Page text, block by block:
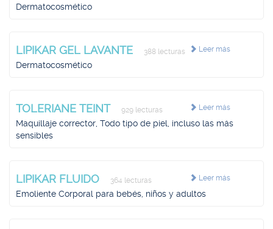
Dermatocosmético
Leer más
LIPIKAR GEL LAVANTE 388 lecturas
Dermatocosmético
Leer más
TOLERIANE TEINT 929 lecturas
Maquillaje corrector, Todo tipo de piel, incluso las más
sensibles
Leer más
LIPIKAR FLUIDO 364 lecturas
Emoliente Corporal para bebés, niños y adultos